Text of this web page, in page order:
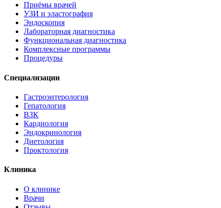
Приёмы врачей
УЗИ и эластография
Эндоскопия
Лабораторная диагностика
Функциональная диагностика
Комплексные программы
Процедуры
Специализации
Гастроэнтерология
Гепатология
ВЗК
Кардиология
Эндокринология
Диетология
Проктология
Клиника
О клинике
Врачи